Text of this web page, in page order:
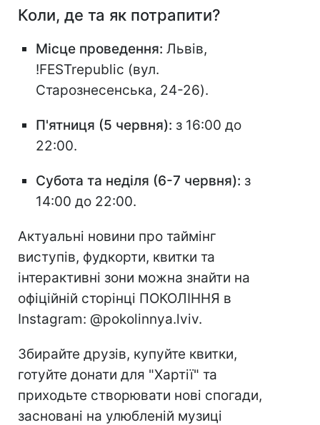
Коли, де та як потрапити?
Місце проведення: Львів,
!FESTrepublic (вул.
Старознесенська, 24-26).
П'ятниця (5 червня): з 16:00 до
22:00.
Субота та неділя (6-7 червня): з
14:00 до 22:00.
Актуальні новини про таймінг
виступів, фудкорти, квитки та
інтерактивні зони можна знайти на
офіційній сторінці ПОКОЛІННЯ в
Instagram: @pokolinnya.lviv.
Збирайте друзів, купуйте квитки,
готуйте донати для "Хартії" та
приходьте створювати нові спогади,
засновані на улюбленій музиці